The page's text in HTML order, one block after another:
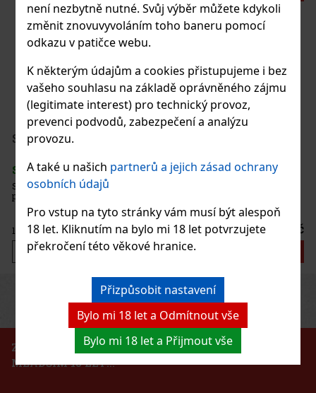
není nezbytně nutné. Svůj výběr můžete kdykoli
změnit znovuvyvoláním toho baneru pomocí
odkazu v patičce webu.
K některým údajům a cookies přistupujeme i bez
vašeho souhlasu na základě oprávněného zájmu
(legitimate interest) pro technický provoz,
prevenci podvodů, zabezpečení a analýzu
provozu.
A také u našich partnerů a jejich zásad ochrany
osobních údajů
Pro vstup na tyto stránky vám musí být alespoň
18 let. Kliknutím na bylo mi 18 let potvrzujete
překročení této věkové hranice.
Přizpůsobit nastavení
Bylo mi 18 let a Odmítnout vše
Bylo mi 18 let a Přijmout vše
ZORR Krabička na cigarety PU, push open, různé
SKLADEM(4 ks)
81
ZORR Rubber krabička na cigarety - otevírání
Serbetli Toastet Berri 50g
SKLADEM(3 ks)
Serbetli Toastet Berri 50g - turecký světlý tabák do vodní dýmky s
příchutí kořeněného mixu malin a ostružin.
132 Kč bez DPH 160 Kč
PreviousNext
ZÁKAZ PRODEJE TABÁKOVÝCH VÝROBKŮ OSOBÁM
MLADŠÍM 18 LET!!!